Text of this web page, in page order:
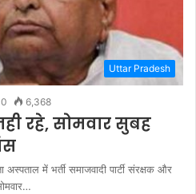
Uttar Pradesh
0 6,368
रहे, सोमवार सुबह
में भर्ती समाजवादी पार्टी संरक्षक और